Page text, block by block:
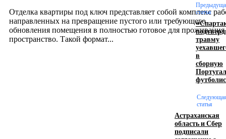
Отделка квартиры под ключ представляет собой комплекс
направленных на превращение пустого или требующего
обновления помещения в полностью готовое для проживания
пространство. Такой формат...
логотипом: эффективный инструмент бренда
Девушка в бокале: легендарный номер бурлеска
статья
травму
в
сборную
статья
Астраханская
область и Сбер
подписали